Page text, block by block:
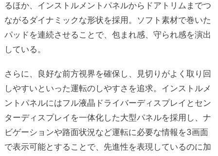
るほか、インストルメントパネルからドアトリムまでつ
ながるダイナミックな形状を採用。ソフト素材で巻いた
パッドを連続させることで、包まれ感、守られ感を演出
している。
さらに、良好な前方視界を確保し、見切りがよく取り回
しやすいといった運転のしやすさを追求。インストルメ
ントパネルにはフル液晶ドライバーディスプレイとセン
ターディスプレイを一体化した大型パネルを採用し、ナ
ビゲーションや路面状況など運転に必要な情報を3画面
で表示可能とすることで、先進性を表現しているのに加